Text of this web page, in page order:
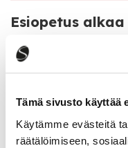
Tämä sivusto käyttää
Käytämme evästeitä
räätälöimiseen,
Esiopetus
Varhaiskasvatus ja
Myrsky Energia
päätelmä